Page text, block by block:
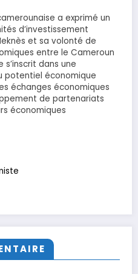
a exprimé un
d’investissement
et sa volonté de
entre le Cameroun
dans une
potentiel économique
échanges économiques
de partenariats
économiques